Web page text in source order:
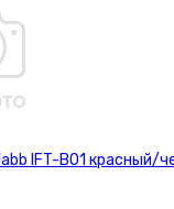
IFT-B01 красный/